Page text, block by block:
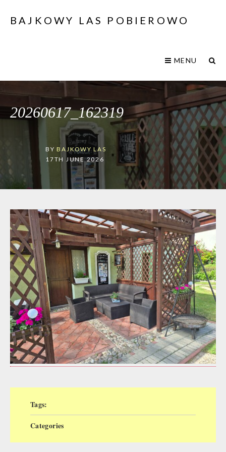
BAJKOWY LAS POBIEROWO
MENU
20260617_162319
BYBAJKOWY LAS
17TH JUNE 2026
Tags:
Categories